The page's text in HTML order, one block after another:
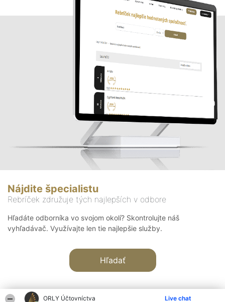
ORLY Účtovníctva Live chat
Nájdite špecialistu
Rebríček združuje tých najlepších v odbore
Hľadáte odborníka vo svojom okolí? Skontrolujte náš
vyhľadávač. Využívajte len tie najlepšie služby.
Hľadať